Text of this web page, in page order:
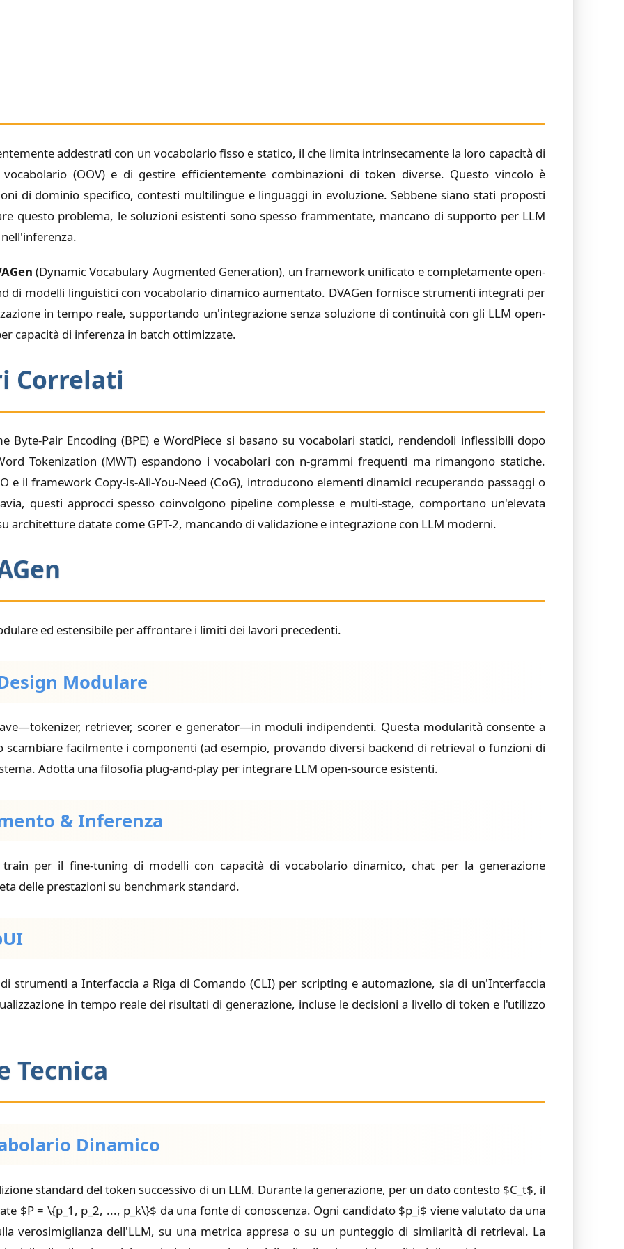
addestrati con un vocabolario fisso e statico, il che limita intrinsecamente la loro capacità di
(OOV) e di gestire efficientemente combinazioni di token diverse. Questo vincolo è
di dominio specifico, contesti multilingue e linguaggi in evoluzione. Sebbene siano stati proposti
questo problema, le soluzioni esistenti sono spesso frammentate, mancano di supporto per LLM
(Dynamic Vocabulary Augmented Generation), un framework unificato e completamente open-
di modelli linguistici con vocabolario dinamico aumentato. DVAGen fornisce strumenti integrati per
in tempo reale, supportando un'integrazione senza soluzione di continuità con gli LLM open-
capacità di inferenza in batch ottimizzate.
Correlati
Byte-Pair Encoding (BPE) e WordPiece si basano su vocabolari statici, rendendoli inflessibili dopo
Tokenization (MWT) espandono i vocabolari con n-grammi frequenti ma rimangono statiche.
e il framework Copy-is-All-You-Need (CoG), introducono elementi dinamici recuperando passaggi o
questi approcci spesso coinvolgono pipeline complesse e multi-stage, comportano un'elevata
architetture datate come GPT-2, mancando di validazione e integrazione con LLM moderni.
ed estensibile per affrontare i limiti dei lavori precedenti.
Modulare
retriever, scorer e generator—in moduli indipendenti. Questa modularità consente a
facilmente i componenti (ad esempio, provando diversi backend di retrieval o funzioni di
Adotta una filosofia plug-and-play per integrare LLM open-source esistenti.
& Inferenza
train per il fine-tuning di modelli con capacità di vocabolario dinamico, chat per la generazione
delle prestazioni su benchmark standard.
strumenti a Interfaccia a Riga di Comando (CLI) per scripting e automazione, sia di un'Interfaccia
in tempo reale dei risultati di generazione, incluse le decisioni a livello di token e l'utilizzo
Tecnica
Dinamico
standard del token successivo di un LLM. Durante la generazione, per un dato contesto $C_t$, il
$P = \{p_1, p_2, ..., p_k\}$ da una fonte di conoscenza. Ogni candidato $p_i$ viene valutato da una
verosimiglianza dell'LLM, su una metrica appresa o su un punteggio di similarità di retrieval. La